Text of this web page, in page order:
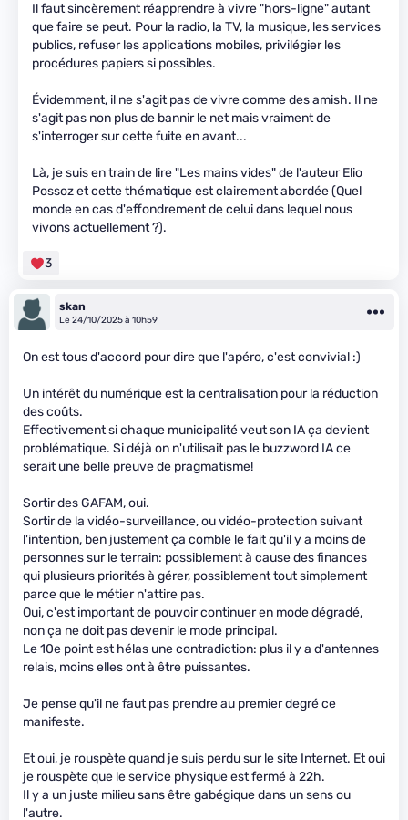
Il faut sincèrement réapprendre à vivre "hors-ligne" autant
que faire se peut. Pour la radio, la TV, la musique, les services
publics, refuser les applications mobiles, privilégier les
procédures papiers si possibles.
Évidemment, il ne s'agit pas de vivre comme des amish. Il ne
s'agit pas non plus de bannir le net mais vraiment de
s'interroger sur cette fuite en avant...
Là, je suis en train de lire "Les mains vides" de l'auteur Elio
Possoz et cette thématique est clairement abordée (Quel
monde en cas d'effondrement de celui dans lequel nous
vivons actuellement ?).
3
skan
Le 24/10/2025 à 10h59
On est tous d'accord pour dire que l'apéro, c'est convivial :)
Un intérêt du numérique est la centralisation pour la réduction
des coûts.
Effectivement si chaque municipalité veut son IA ça devient
problématique. Si déjà on n'utilisait pas le buzzword IA ce
serait une belle preuve de pragmatisme!
Sortir des GAFAM, oui.
Sortir de la vidéo-surveillance, ou vidéo-protection suivant
l'intention, ben justement ça comble le fait qu'il y a moins de
personnes sur le terrain: possiblement à cause des finances
qui plusieurs priorités à gérer, possiblement tout simplement
parce que le métier n'attire pas.
Oui, c'est important de pouvoir continuer en mode dégradé,
non ça ne doit pas devenir le mode principal.
Le 10e point est hélas une contradiction: plus il y a d'antennes
relais, moins elles ont à être puissantes.
Je pense qu'il ne faut pas prendre au premier degré ce
manifeste.
Et oui, je rouspète quand je suis perdu sur le site Internet. Et oui
je rouspète que le service physique est fermé à 22h.
Il y a un juste milieu sans être gabégique dans un sens ou
l'autre.